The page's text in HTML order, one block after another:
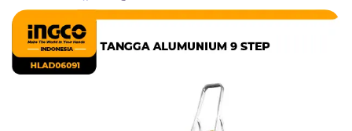
KOMPRESOR
(SPRAY
GUN..
Air
Tools